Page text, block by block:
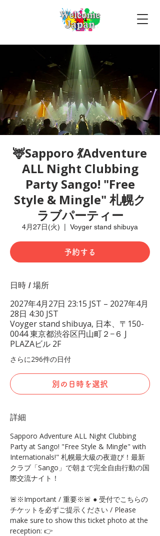
🦌Sapporo 💃Adventure
ALL Night Clubbing
Party Sango! "Free
Style & Mingle" 札幌ク
ラブパーティー
4月27日(火) Voyger stand shibuya
予約する
日時 / 場所
2027年4月27日 23:15 JST – 2027年4月
28日 4:30 JST
Voyger stand shibuya, 日本、〒150-
0044 東京都渋谷区円山町２−６ J
PLAZAビル 2F
さらに296件の日付
別の日時を選択
詳細
Sapporo Adventure ALL Night Clubbing
Party at Sango! "Free Style & Mingle" with
Internationals!" 札幌最大級の夜遊び！最新
クラブ「Sango」で朝まで完全自由行動の国
際交流ナイト！
🚨※Important / 重要※🚨 ● 受付でこちらの
チケットを必ずご提示ください / Please
make sure to show this ticket photo at the
reception: 👉